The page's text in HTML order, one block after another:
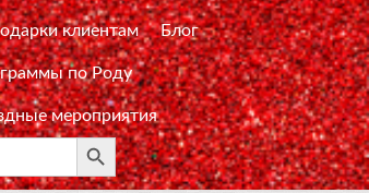
клиентам Блог
по Роду
мероприятия
Search Button